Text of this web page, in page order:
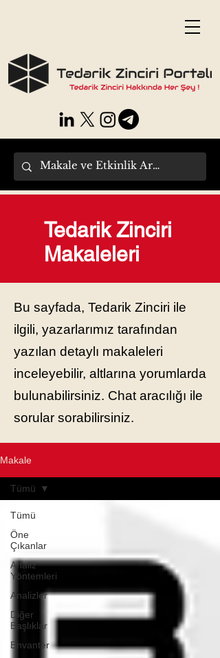
Tedarik Zinciri
Makaleleri
Bu sayfada, Tedarik Zinciri ile
ilgili, yazarlarımız tarafından
yazılan detaylı makaleleri
inceleyebilir, altlarına yorumlarda
bulunabilirsiniz. Chat aracılığı ile
sorular sorabilirsiniz.
Makale
Tümü
Öne
Çıkanlar
Analiz
Yöntemleri
Analizler
Diğer
Başlıklar
Envanter
Tümü